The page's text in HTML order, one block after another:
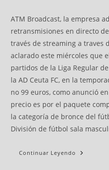
ATM Broadcast, la empresa
retransmisiones en directo
través de streaming a traves
aclarado este miércoles que
partidos de la Liga Regular
la AD Ceuta FC, en la
no 99 euros, como anunció
precio es por el paquete
la categoría de bronce del
División de fútbol sala
Continuar Leyendo